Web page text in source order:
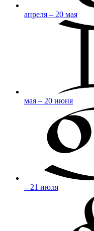
апреля – 20 мая
мая – 20 июня
– 21 июля